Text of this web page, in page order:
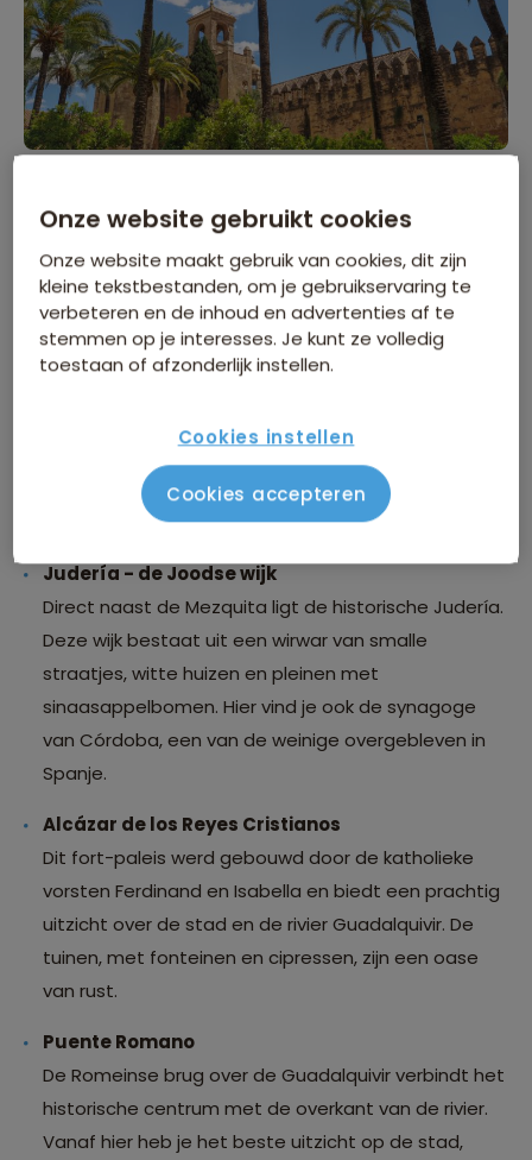
Wat is er allemaal te doen in
Cordoba?
De Mezquita-Catedral
Het beroemdste monument van Córdoba is de
Mezquita, een van de indrukwekkendste religieuze
moskee van Europa; later werd er een kathedraal in
gebouwd. De honderden rood-witte bogen en
marmeren zuilen maken het tot een uniek symbool
van Andalusische geschiedenis.
Judería - de Joodse wijk
Direct naast de Mezquita ligt de historische Judería.
Deze wijk bestaat uit een wirwar van smalle
straatjes, witte huizen en pleinen met
sinaasappelbomen. Hier vind je ook de synagoge
van Córdoba, een van de weinige overgebleven in
Spanje.
Alcázar de los Reyes Cristianos
Dit fort-paleis werd gebouwd door de katholieke
vorsten Ferdinand en Isabella en biedt een prachtig
uitzicht over de stad en de rivier Guadalquivir. De
tuinen, met fonteinen en cipressen, zijn een oase
van rust.
Puente Romano
De Romeinse brug over de Guadalquivir verbindt het
historische centrum met de overkant van de rivier.
Vanaf hier heb je het beste uitzicht op de stad,
Onze website gebruikt cookies
Onze website maakt gebruik van cookies, dit zijn
kleine tekstbestanden, om je gebruikservaring te
verbeteren en de inhoud en advertenties af te
stemmen op je interesses. Je kunt ze volledig
toestaan of afzonderlijk instellen.
Cookies instellen
Cookies accepteren